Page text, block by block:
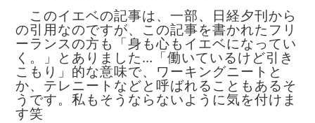
このイエベの記事は、一部、日経夕刊から
の引用なのですが、この記事を書かれたフリ
ーランスの方も「身も心もイエベになってい
く。」とありました…「働いているけど引き
こもり」的な意味で、ワーキングニートと
か、テレニートなどと呼ばれることもあるそ
うです。私もそうならないように気を付けま
す笑